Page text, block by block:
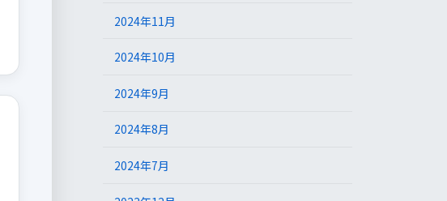
2024年11月
2024年10月
2024年9月
2024年8月
2024年7月